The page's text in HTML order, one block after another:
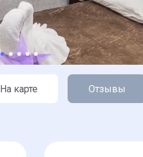
На карте Отзывы